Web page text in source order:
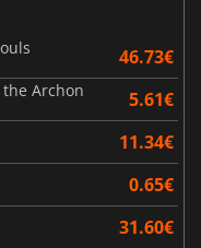
46.73€
the Archon 5.61€
11.34€
0.65€
31.60€